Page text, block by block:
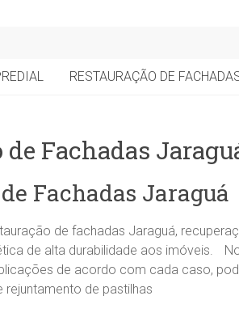
RESTAURAÇÃO DE
de Fachadas
Fachadas Jaraguá
de fachadas Jaraguá,
de alta durabilidade aos imóveis.
de acordo com cada caso,
de pastilhas